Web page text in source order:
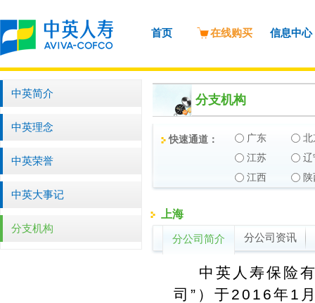
首页 在线购买 信息中心
中英简介
中英理念
中英荣誉
中英大事记
分支机构
分支机构
快速通道： 广东
北
江苏
辽
江西
上海
分公司简介 分公司资讯
中英人寿保险有
司”）于2016年1